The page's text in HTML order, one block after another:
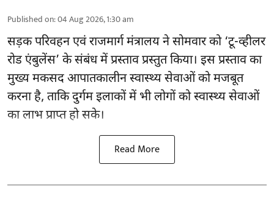
Published on:04 Aug 2026, 1:30 am
सड़क परिवहन एवं राजमार्ग मंत्रालय ने सोमवार को ‘टू-व्हीलर
रोड एंबुलेंस’ के संबंध में प्रस्ताव प्रस्तुत किया। इस प्रस्ताव का
मुख्य मकसद आपातकालीन स्वास्थ्य सेवाओं को मजबूत
करना है, ताकि दुर्गम इलाकों में भी लोगों को स्वास्थ्य सेवाओं
का लाभ प्राप्त हो सके।
Read More